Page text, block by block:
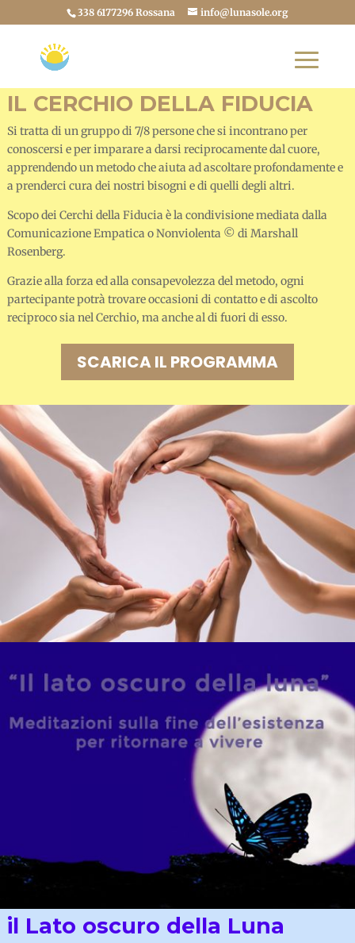
338 6177296 Rossana info@lunasole.org
IL CERCHIO DELLA FIDUCIA
Si tratta di un gruppo di 7/8 persone che si incontrano per
conoscersi e per imparare a darsi reciprocamente dal cuore,
apprendendo un metodo che aiuta ad ascoltare profondamente e
a prenderci cura dei nostri bisogni e di quelli degli altri.
Scopo dei Cerchi della Fiducia è la condivisione mediata dalla
Comunicazione Empatica o Nonviolenta © di Marshall
Rosenberg.
Grazie alla forza ed alla consapevolezza del metodo, ogni
partecipante potrà trovare occasioni di contatto e di ascolto
reciproco sia nel Cerchio, ma anche al di fuori di esso.
SCARICA IL PROGRAMMA
il Lato oscuro della Luna